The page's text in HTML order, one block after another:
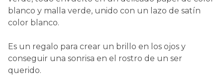
blanco y malla verde, unido con un lazo de satín
color blanco.
Es un regalo para crear un brillo en los ojos y
conseguir una sonrisa en el rostro de un ser
querido.